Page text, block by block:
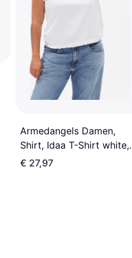
Armedangels Damen,
Shirt, Idaa T-Shirt white,
Weiss
€ 27,97